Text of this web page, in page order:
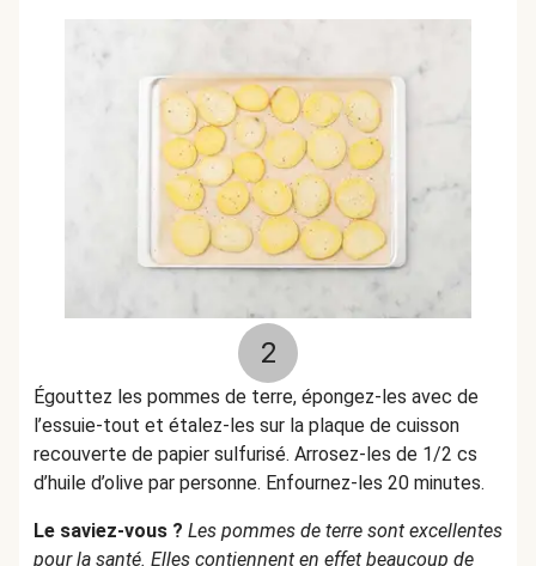
2
Égouttez les pommes de terre, épongez-les avec de
l’essuie-tout et étalez-les sur la plaque de cuisson
recouverte de papier sulfurisé. Arrosez-les de 1/2 cs
d’huile d’olive par personne. Enfournez-les 20 minutes.
Le saviez-vous ? Les pommes de terre sont excellentes
pour la santé. Elles contiennent en effet beaucoup de